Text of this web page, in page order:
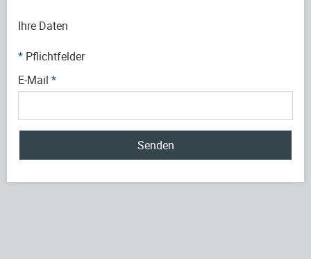
Ihre Daten
* Pflichtfelder
E-Mail *
Senden